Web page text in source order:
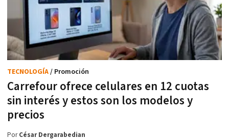
Carrefour ofrece celulares en 12 cuotas
sin interés y estos son los modelos y
precios
TECNOLOGÍA/ Promoción
PorCésar Dergarabedian